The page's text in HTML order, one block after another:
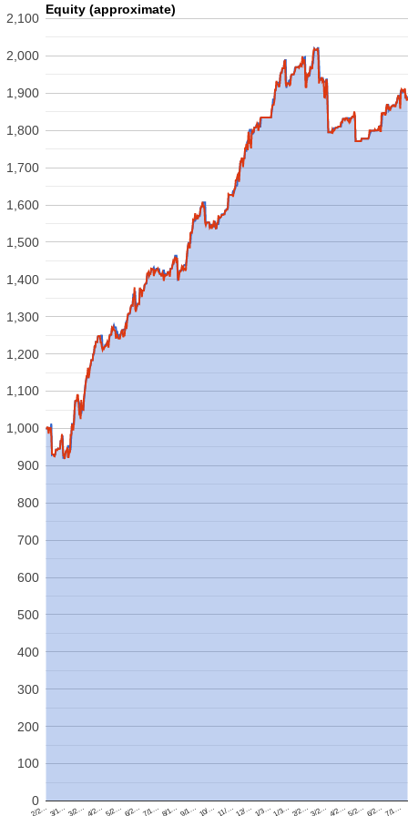
Equity (approximate)
2/2… 3/1… 3/2… 4/2… 5/2… 6/2…7/1… 8/1… 9/1… 10/… 11/…12/… 1/3…1/3… 2/2…3/2… 4/2…5/2… 6/2…7/1…
0
100
200
300
400
500
600
700
800
900
1,000
1,100
1,200
1,300
1,400
1,500
1,600
1,700
1,800
1,900
2,000
2,100